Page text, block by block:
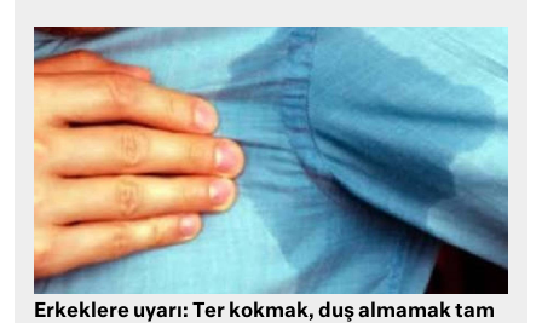
Erkeklere uyarı: Ter kokmak, duş almamak tam